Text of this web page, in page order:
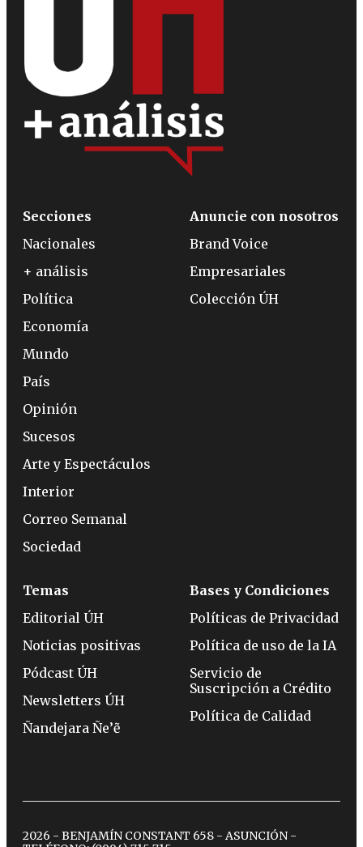
Secciones
Nacionales
+ análisis
Política
Economía
Mundo
País
Opinión
Sucesos
Arte y Espectáculos
Interior
Correo Semanal
Sociedad
Anuncie con nosotros
Brand Voice
Empresariales
Colección ÚH
Temas
Editorial ÚH
Noticias positivas
Pódcast ÚH
Newsletters ÚH
Ñandejara Ñe’ẽ
Bases y Condiciones
Políticas de Privacidad
Política de uso de la IA
Servicio de
Suscripción a Crédito
Política de Calidad
2026 - BENJAMÍN CONSTANT 658 - ASUNCIÓN -